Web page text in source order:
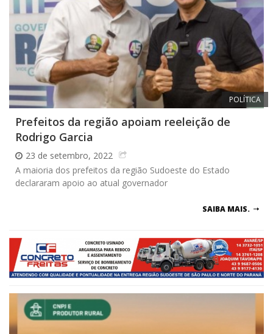
POLÍTICA
Prefeitos da região apoiam reeleição de
Rodrigo Garcia
23 de setembro, 2022
A maioria dos prefeitos da região Sudoeste do Estado
declararam apoio ao atual governador
SAIBA MAIS.